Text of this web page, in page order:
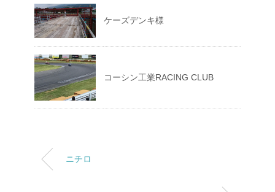
ケーズデンキ様
コーシン工業RACING CLUB
ニチロ